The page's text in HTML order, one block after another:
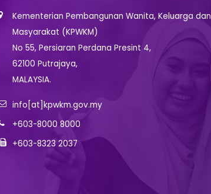
Kementerian Pembangunan Wanita, Keluarga dan
Masyarakat (KPWKM)
No 55, Persiaran Perdana Presint 4,
62100 Putrajaya,
MALAYSIA.
info[at]kpwkm.gov.my
+603-8000 8000
+603-8323 2037